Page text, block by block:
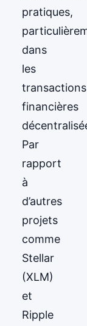
pratiques,
dans
les
transactions
financières
Par
rapport
à
d’autres
projets
comme
Stellar
(XLM)
et
Ripple